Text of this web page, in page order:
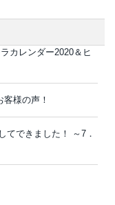
カレンダー2020＆ヒ
様の声！
てできました！ ～7．